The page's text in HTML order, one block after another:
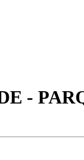
-